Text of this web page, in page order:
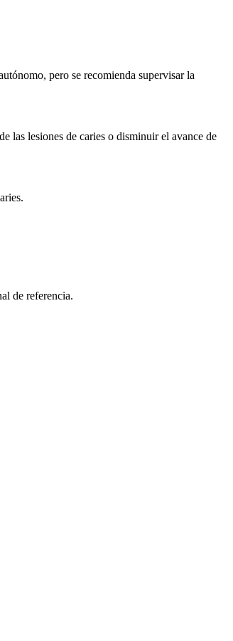
pero se recomienda supervisar la
las lesiones de caries o disminuir el avance de
de referencia.